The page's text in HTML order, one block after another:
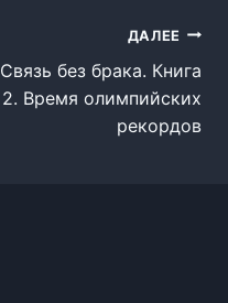
ДАЛЕЕ
Связь без брака. Книга
2. Время олимпийских
рекордов